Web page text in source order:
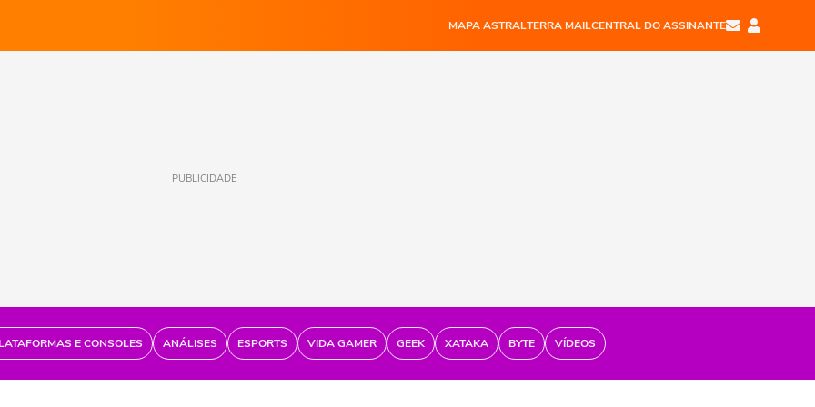
MAPA ASTRALTERRA MAILCENTRAL DO ASSINANTE
PUBLICIDADE
E CONSOLES ANÁLISES ESPORTS VIDA GAMER GEEK XATAKA BYTE VÍDEOS